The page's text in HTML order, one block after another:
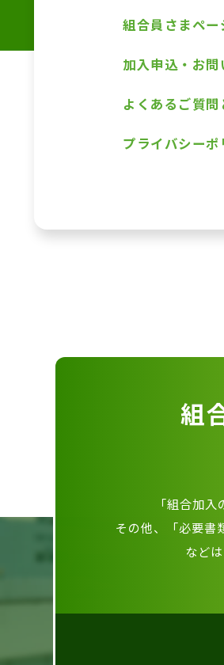
組合員さまペー
加入申込・お問
よくあるご質
プライバシーポ
組
「組合加
その他、「必要書
など